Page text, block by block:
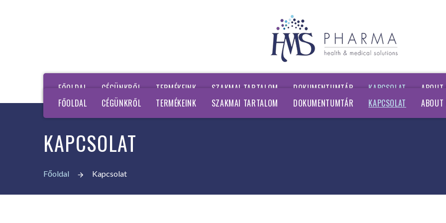
FŐOLDAL CÉGÜNKRŐL TERMÉKEINK SZAKMAI TARTALOM DOKUMENTUMTÁR KAPCSOLAT
ABOUT
FŐOLDAL
CÉGÜNKRŐL TERMÉKEINK SZAKMAI TARTALOM DOKUMENTUMTÁR KAPCSOLAT ABOUT
KAPCSOLAT
Főoldal Kapcsolat